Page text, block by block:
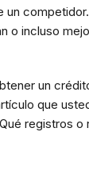
un
o incluso
un
que
registros o